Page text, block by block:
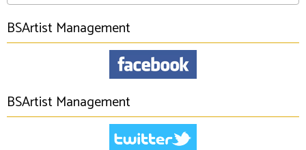
BSArtist Management
BSArtist Management